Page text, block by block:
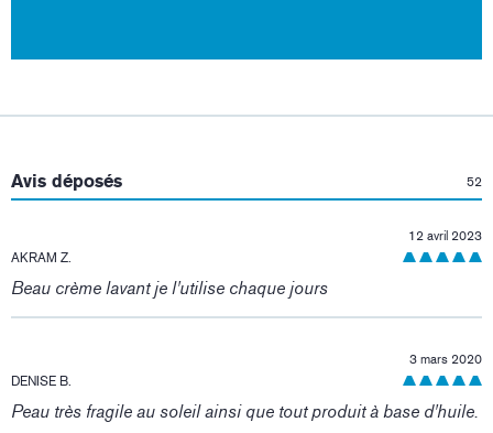
Avis déposés: 52
AKRAM Z.
12 avril 2023
Beau crème lavant je l'utilise chaque jours
DENISE B.
3 mars 2020
Peau très fragile au soleil ainsi que tout produit à base d'huile.